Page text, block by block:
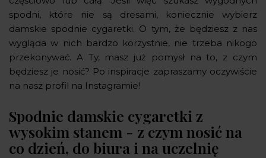
spodni, które nie są dresami, koniecznie wybierz
damskie spodnie cygaretki. O tym, że będziesz z nas
wygląda w nich bardzo korzystnie, nie trzeba nikogo
przekonywać. A Ty, masz już pomysł na to, z czym
będziesz je nosić? Po inspiracje zapraszamy oczywiście
na nasz profil na Instagramie!
Spodnie damskie cygaretki z
wysokim stanem - z czym nosić na
co dzień, do biura i na uczelnię